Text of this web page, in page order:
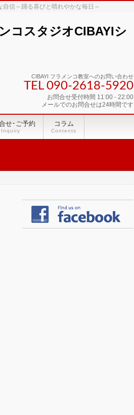
信～踊る喜びと晴れやかな毎日～
コスタジオCIBAYIシ
CIBAYI フラメンコ教室へのお問い合わせ
TEL 090-2618‐5920
お問合せ受付時間 11:00 - 22:00
メールでのお問合せは24時間です
せ･ご予約
Inquiry
コラム
Contents